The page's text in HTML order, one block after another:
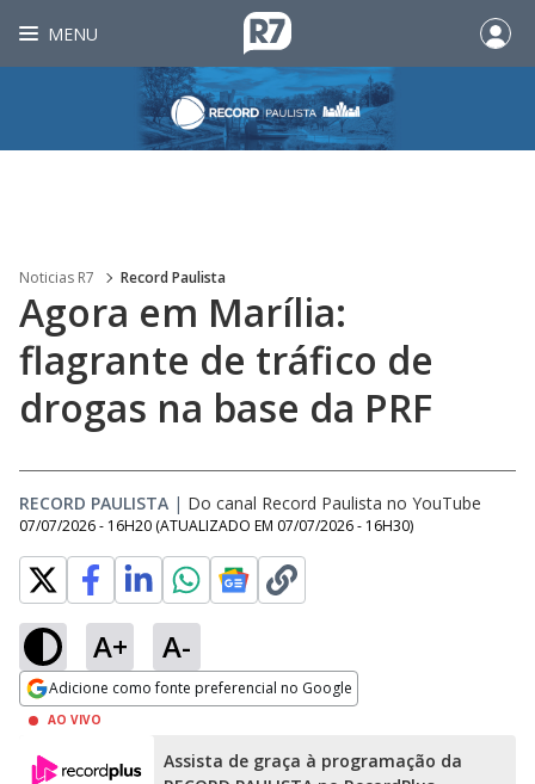
MENU
Noticias R7 Record Paulista
Agora em Marília:
flagrante de tráfico de
drogas na base da PRF
RECORD PAULISTA | Do canal Record Paulista no YouTube
07/07/2026 - 16H20 (ATUALIZADO EM 07/07/2026 - 16H30)
A+ A-
Adicione como fonte preferencial no Google
Opens in new window
AO VIVO
Assista de graça à programação da